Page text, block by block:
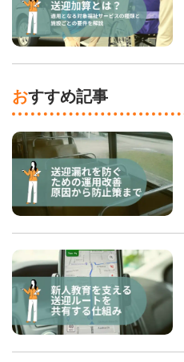
おすすめ記事